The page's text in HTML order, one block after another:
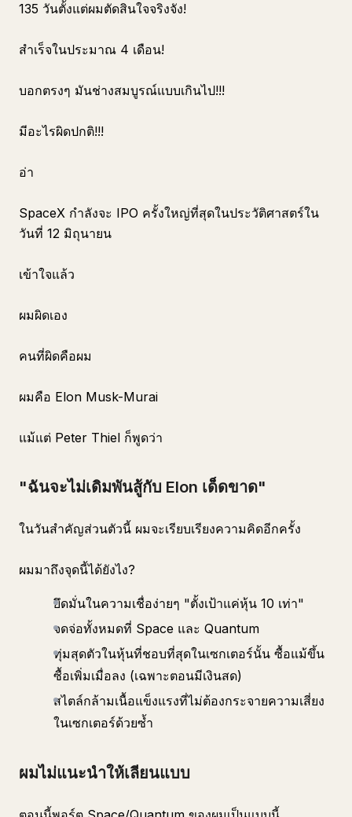
135 วันตั้งแต่ผมตัดสินใจจริงจัง!
สำเร็จในประมาณ 4 เดือน!
บอกตรงๆ มันช่างสมบูรณ์แบบเกินไป!!!
มีอะไรผิดปกติ!!!
อ่า
SpaceX กำลังจะ IPO ครั้งใหญ่ที่สุดในประวัติศาสตร์ใน
วันที่ 12 มิถุนายน
เข้าใจแล้ว
ผมผิดเอง
คนที่ผิดคือผม
ผมคือ Elon Musk-Murai
แม้แต่ Peter Thiel ก็พูดว่า
"ฉันจะไม่เดิมพันสู้กับ Elon เด็ดขาด"
ในวันสำคัญส่วนตัวนี้ ผมจะเรียบเรียงความคิดอีกครั้ง
ผมมาถึงจุดนี้ได้ยังไง?
ยึดมั่นในความเชื่อง่ายๆ "ตั้งเป้าแค่หุ้น 10 เท่า"
จดจ่อทั้งหมดที่ Space และ Quantum
ทุ่มสุดตัวในหุ้นที่ชอบที่สุดในเซกเตอร์นั้น ซื้อแม้ขึ้น
ซื้อเพิ่มเมื่อลง (เฉพาะตอนมีเงินสด)
สไตล์กล้ามเนื้อแข็งแรงที่ไม่ต้องกระจายความเสี่ยง
ในเซกเตอร์ด้วยซ้ำ
ผมไม่แนะนำให้เลียนแบบ